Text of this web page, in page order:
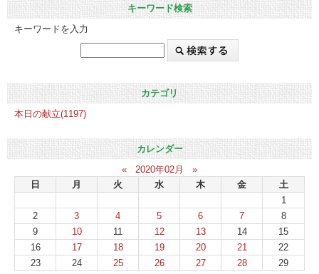
キーワード検索
キーワードを入力
カテゴリ
本日の献立(1197)
カレンダー
«
2020年02月
»
日
月 火 水 木 金
土
1
2
3 4 5 6 7
8
9
10 11 12 13 14
15
16
17 18 19 20 21
22
23
24 25 26 27 28 29